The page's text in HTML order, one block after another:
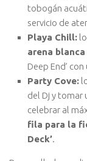
tobogán
servicio de
Playa Chill:
arena
Deep End’
Party Cove:
del Dj y tomar
celebrar al
fila para la
Deck’.